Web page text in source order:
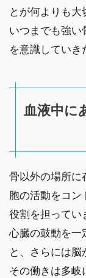
とが何よりも大
いつまでも強い
を意識していき
血液中に
骨以外の場所に
胞の活動をコ
役割を担ってい
心臓の鼓動を一
と、さらには脳
その働きは多岐